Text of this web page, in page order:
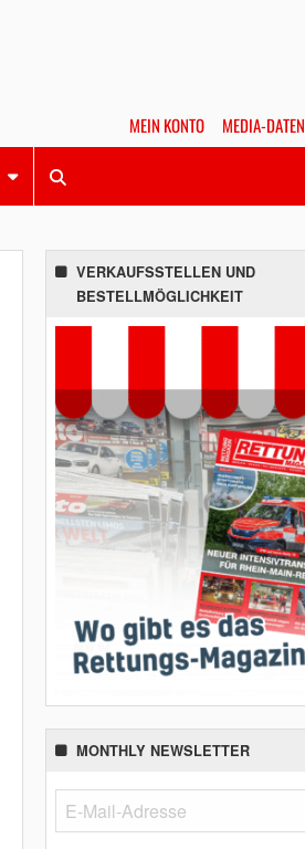
MEIN KONTO MEDIA-DATEN
VERKAUFSSTELLEN UND
BESTELLMÖGLICHKEIT
MONTHLY NEWSLETTER